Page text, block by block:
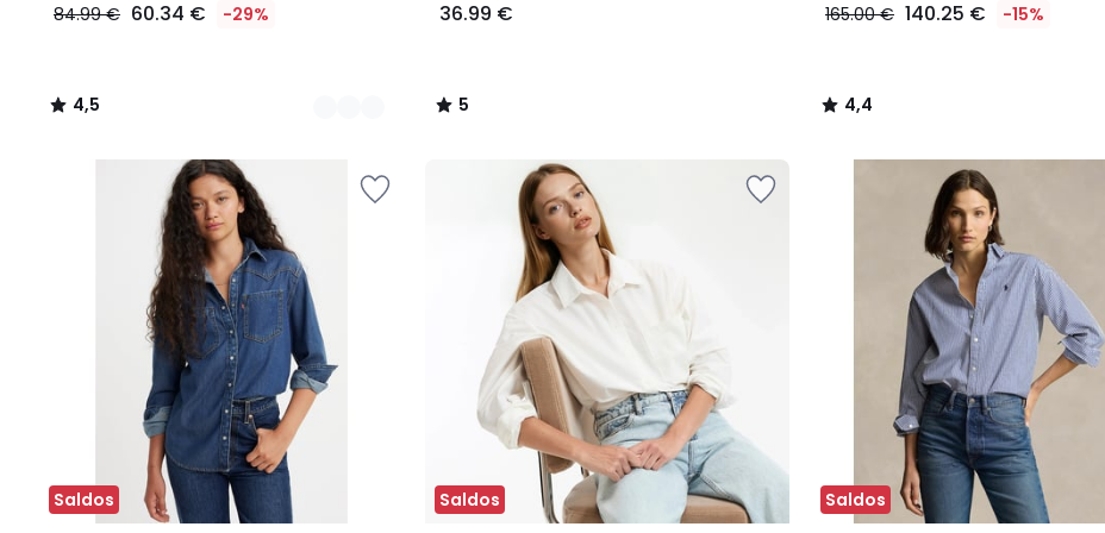
84.99 € 60.34 € -29%
4,5
/
36.99 €
5
/
165.00 € 140.25 € -15%
4,4
/
Saldos Saldos Saldos